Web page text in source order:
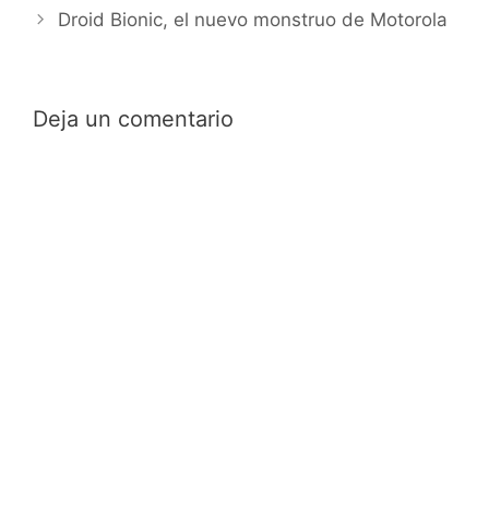
Droid Bionic, el nuevo monstruo de Motorola
Deja un comentario